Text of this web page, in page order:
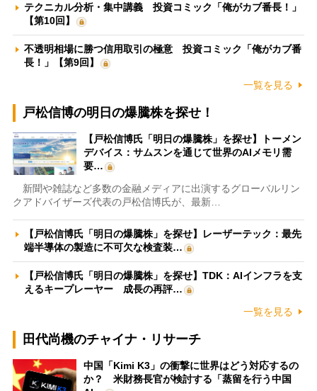
テクニカル分析・集中講義 投資コミック「俺がカブ番長！」
【第10回】
不透明相場に勝つ信用取引の極意 投資コミック「俺がカブ番
長！」【第9回】
一覧を見る
戸松信博の明日の爆騰株を探せ！
【戸松信博氏「明日の爆騰株」を探せ】トーメン
デバイス：サムスンを通じて世界のAIメモリ需
要…
新聞や雑誌など多数の金融メディアに出演するグローバルリン
クアドバイザーズ代表の戸松信博氏が、最新…
【戸松信博氏「明日の爆騰株」を探せ】レーザーテック：最先
端半導体の製造に不可欠な検査装…
【戸松信博氏「明日の爆騰株」を探せ】TDK：AIインフラを支
えるキープレーヤー 成長の再評…
一覧を見る
田代尚機のチャイナ・リサーチ
中国「Kimi K3」の衝撃に世界はどう対応するの
か？ 米財務長官が検討する「蒸留を行う中国